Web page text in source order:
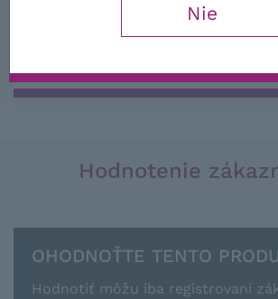
−
Hodnotenie
OHODNOŤTE TENTO
Hodnotiť môžu iba registrovaní
Nie